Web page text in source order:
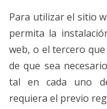
Para utilizar el sitio
permita la
web, o el tercero
de que sea
tal en cada uno
requiera el previo